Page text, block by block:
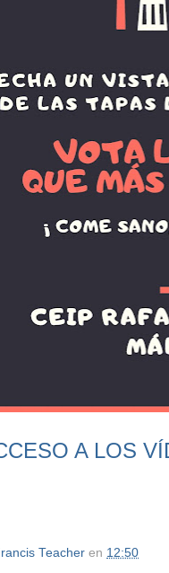
A LOS
Teacher en 12:50